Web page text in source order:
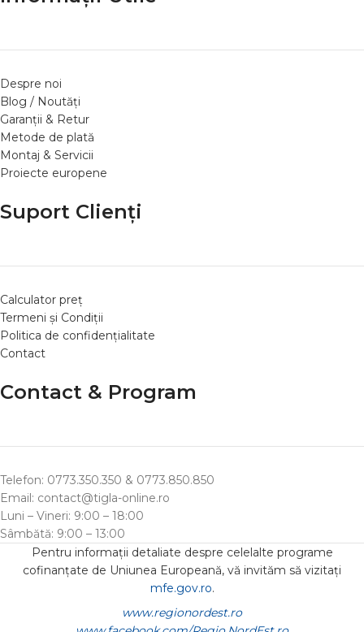
Despre noi
Blog / Noutăți
Garanții & Retur
Metode de plată
Montaj & Servicii
Proiecte europene
Suport Clienți
Calculator preț
Termeni și Condiții
Politica de confidențialitate
Contact
Contact & Program
Telefon: 0773.350.350 & 0773.850.850
Email: contact@tigla-online.ro
Luni – Vineri: 9:00 – 18:00
Sâmbătă: 9:00 – 13:00
Pentru informații detaliate despre celelalte programe
cofinanțate de Uniunea Europeană, vă invităm să vizitați
mfe.gov.ro.
www.regionordest.ro